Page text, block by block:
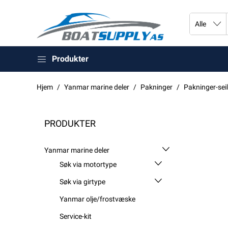
Produkter
Hjem Yanmar marine deler Pakninger Pakninger-
PRODUKTER
Yanmar marine deler
Søk via motortype
Søk via girtype
Yanmar olje/frostvæske
Service-kit